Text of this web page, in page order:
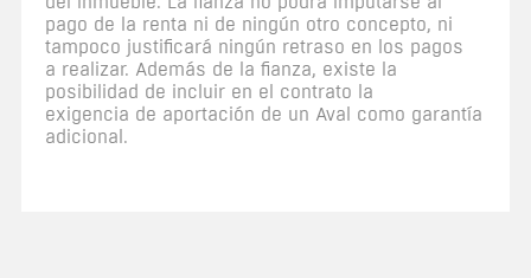
pago de la renta ni de ningún otro concepto, ni
tampoco justificará ningún retraso en los pagos
a realizar. Además de la fianza, existe la
posibilidad de incluir en el contrato la
exigencia de aportación de un Aval como garantía
adicional.